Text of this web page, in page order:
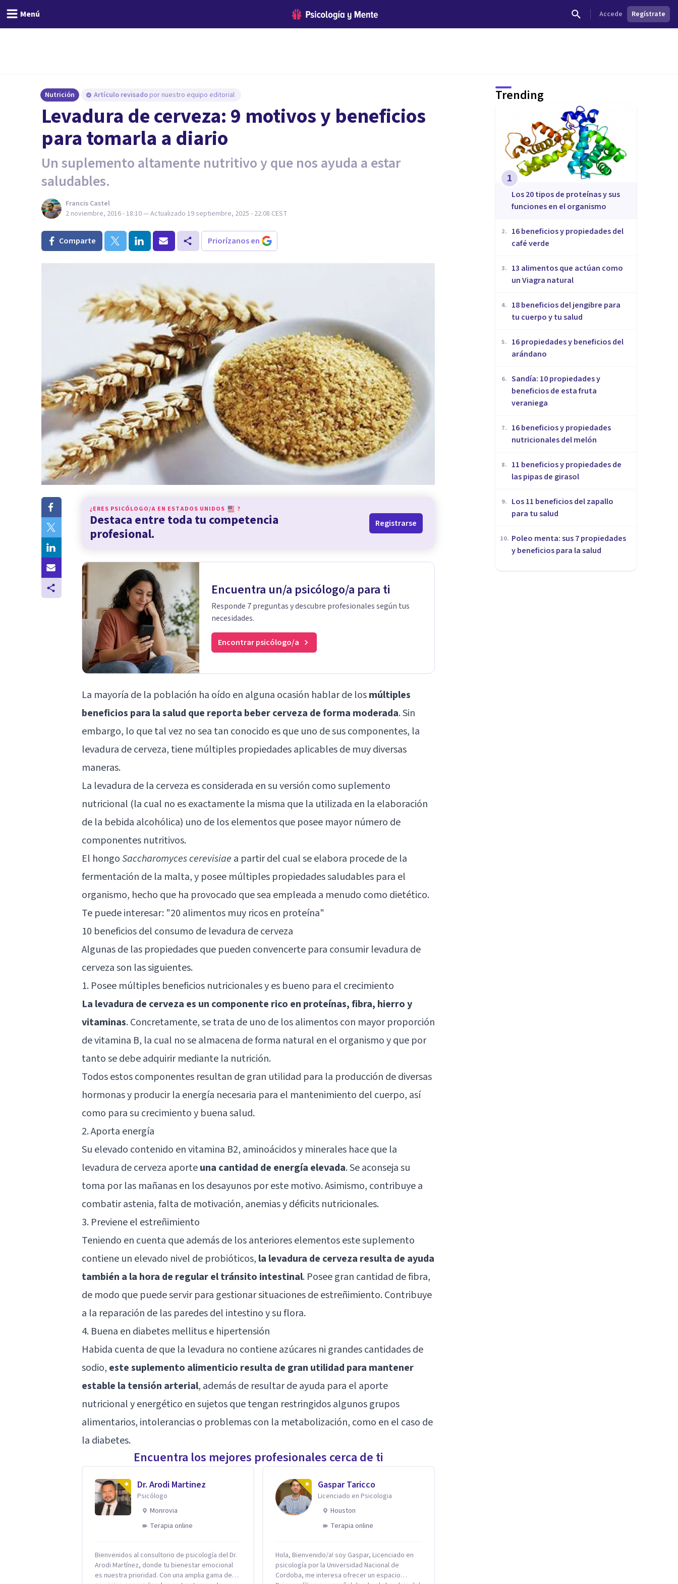
Menú Accede Regístrate
Nutrición Artículo revisado por nuestro equipo editorial
​Levadura de cerveza: 9 motivos y beneficios
para tomarla a diario
Un suplemento altamente nutritivo y que nos ayuda a estar
saludables.
Francis Castel
2 noviembre, 2016 - 18:10— Actualizado 19 septiembre, 2025 - 22:08 CEST
Comparte Priorízanos en
¿ERES PSICÓLOGO/A EN ESTADOS UNIDOS ?
Destaca entre toda tu competencia
profesional.
Registrarse
Encuentra un/a psicólogo/a para ti
Responde 7 preguntas y descubre profesionales según tus
necesidades.
Encontrar psicólogo/a
La mayoría de la población ha oído en alguna ocasión hablar de losmúltiples
beneficios para la salud que reporta beber cerveza de forma moderada. Sin
embargo, lo que tal vez no sea tan conocido es que uno de sus componentes, la
levadura de cerveza, tiene múltiples propiedades aplicables de muy diversas
maneras.
La levadura de la cerveza es considerada en su versión como suplemento
nutricional (la cual no es exactamente la misma que la utilizada en la elaboración
de la bebida alcohólica) uno de los elementos que posee mayor número de
componentes nutritivos.
El hongoSaccharomyces cerevisiae a partir del cual se elabora procede de la
fermentación de la malta, y posee múltiples propiedades saludables para el
organismo, hecho que ha provocado que sea empleada a menudo como dietético.
Te puede interesar: "20 alimentos muy ricos en proteína"
10 beneficios del consumo de levadura de cerveza
Algunas de las propiedades que pueden convencerte para consumir levadura de
cerveza son las siguientes.
1. Posee múltiples beneficios nutricionales y es bueno para el crecimiento
La levadura de cerveza es un componente rico en proteínas, fibra, hierro y
vitaminas. Concretamente, se trata de uno de los alimentos con mayor proporción
de vitamina B, la cual no se almacena de forma natural en el organismo y que por
tanto se debe adquirir mediante la nutrición.
Todos estos componentes resultan de gran utilidad para la producción de diversas
hormonas y producir la energía necesaria para el mantenimiento del cuerpo, así
como para su crecimiento y buena salud.
2. Aporta energía
Su elevado contenido en vitamina B2, aminoácidosy minerales hace que la
levadura de cerveza aporteuna cantidad de energía elevada. Se aconseja su
toma por las mañanas en los desayunos por este motivo. Asimismo, contribuye a
combatir astenia, falta de motivación, anemias y déficits nutricionales.
3. Previene el estreñimiento
Teniendo en cuenta que además de los anteriores elementos este suplemento
contiene un elevado nivel de probióticos, la levadura de cerveza resulta de ayuda
también a la hora de regular el tránsito intestinal. Posee gran cantidad de fibra,
de modo que puede servir para gestionar situaciones de estreñimiento. Contribuye
a la reparación de las paredes del intestino y su flora.
4. Buena en diabetes mellitus e hipertensión
Habida cuenta de que la levadura no contiene azúcares ni grandes cantidades de
sodio, este suplemento alimenticio resulta de gran utilidad para mantener
estable la tensión arterial, además de resultar de ayuda para el aporte
nutricional y energético en sujetos que tengan restringidos algunos grupos
alimentarios, intolerancias o problemas con la metabolización, como en el caso de
la diabetes.
Encuentra los mejores profesionales cerca de ti
Dr. Arodi Martinez
Psicólogo
Monrovia
Terapia online
Bienvenidos al consultorio de psicología del Dr.
Arodi Martínez, donde tu bienestar emocional
es nuestra prioridad. Con una amplia gama de
Gaspar Taricco
Licenciado en Psicologia
Houston
Terapia online
Hola, Bienvenido/a! soy Gaspar, Licenciado en
psicología por la Universidad Nacional de
Cordoba, me interesa ofrecer un espacio
Trending
1
​Los 20 tipos de proteínas y sus
funciones en el organismo
2.
16 beneficios y propiedades del
café verde
3.
13 alimentos que actúan como
un Viagra natural
4.
18 beneficios del jengibre para
tu cuerpo y tu salud
5.
16 propiedades y beneficios del
arándano
6. Sandía: 10 propiedades y
beneficios de esta fruta
veraniega
7.
16 beneficios y propiedades
nutricionales del melón
8.
​11 beneficios y propiedades de
las pipas de girasol
9.
Los 11 beneficios del zapallo
para tu salud
10. Poleo menta: sus 7 propiedades
y beneficios para la salud